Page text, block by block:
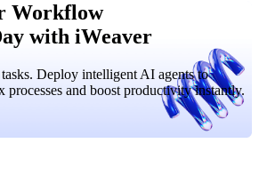
Workflow
with iWeaver
Deploy intelligent AI agents to
processes and boost productivity instantly.